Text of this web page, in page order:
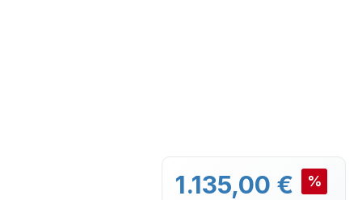
Verkaufspreis:
1.135,00 € %